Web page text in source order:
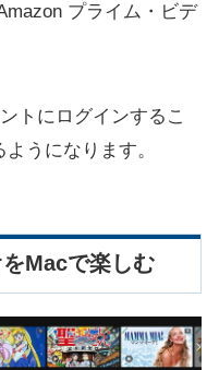
プライム・ビデ
トにログインするこ
うになります。
Macで楽しむ